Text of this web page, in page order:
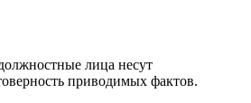
лица несут
приводимых фактов.